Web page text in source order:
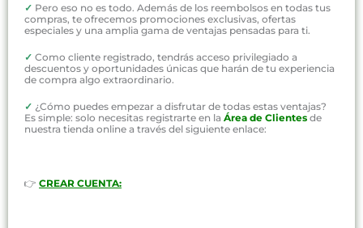
✓ Pero eso no es todo. Además de los reembolsos en todas tus
compras, te ofrecemos promociones exclusivas, ofertas
especiales y una amplia gama de ventajas pensadas para ti.
✓ Como cliente registrado, tendrás acceso privilegiado a
descuentos y oportunidades únicas que harán de tu experiencia
de compra algo extraordinario.
✓ ¿Cómo puedes empezar a disfrutar de todas estas ventajas?
Es simple: solo necesitas registrarte en la Área de Clientes de
nuestra tienda online a través del siguiente enlace:
👉 CREAR CUENTA: